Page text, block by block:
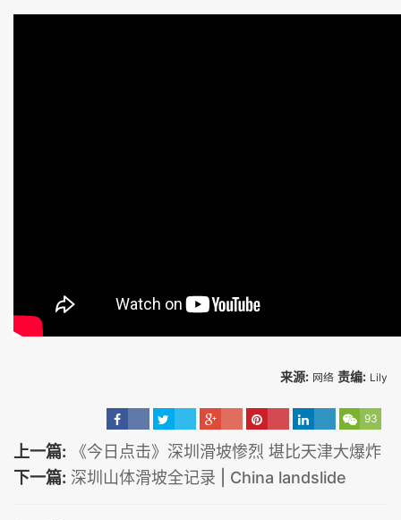
来源: 网络 责编: Lily
93
上一篇:
《今日点击》深圳滑坡惨烈 堪比天津大爆炸
下一篇: 深圳山体滑坡全记录 | China landslide